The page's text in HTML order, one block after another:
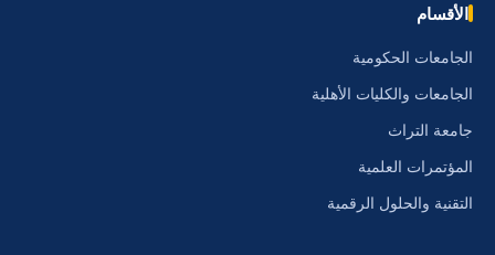
الأقسام
الجامعات الحكومية
الجامعات والكليات الأهلية
جامعة التراث
المؤتمرات العلمية
التقنية والحلول الرقمية